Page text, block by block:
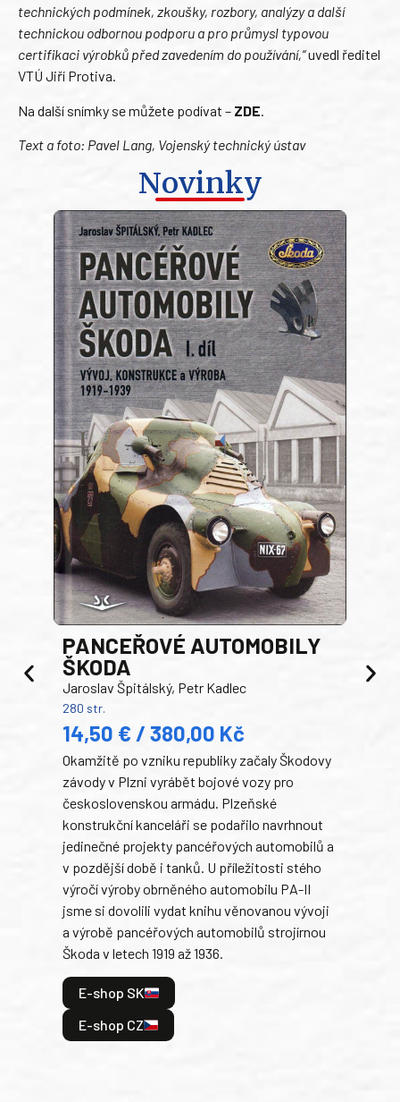
technických podmínek, zkoušky, rozbory, analýzy a další
technickou odbornou podporu a pro průmysl typovou
certifikaci výrobků před zavedením do používání,“uvedl ředitel
VTÚ Jiří Protiva.
Na další snímky se můžete podívat – ZDE
Text a foto: Pavel Lang, Vojenský technický ústav
Novinky
PANCEŘOVÉ AUTOMOBILY
ŠKODA
Jaroslav Špitálský, Petr Kadlec
280 str.
14,50 € / 380,00 Kč
Okamžitě po vzniku republiky začaly Škodovy
závody v Plzni vyrábět bojové vozy pro
československou armádu. Plzeňské
konstrukční kanceláři se podařilo navrhnout
jedinečné projekty pancéřových automobilů a
v pozdější době i tanků. U příležitosti stého
výročí výroby obrněného automobilu PA-II
jsme si dovolili vydat knihu věnovanou vývoji
a výrobě pancéřových automobilů strojírnou
Škoda v letech 1919 až 1936.
E-shop SK
E-shop CZ